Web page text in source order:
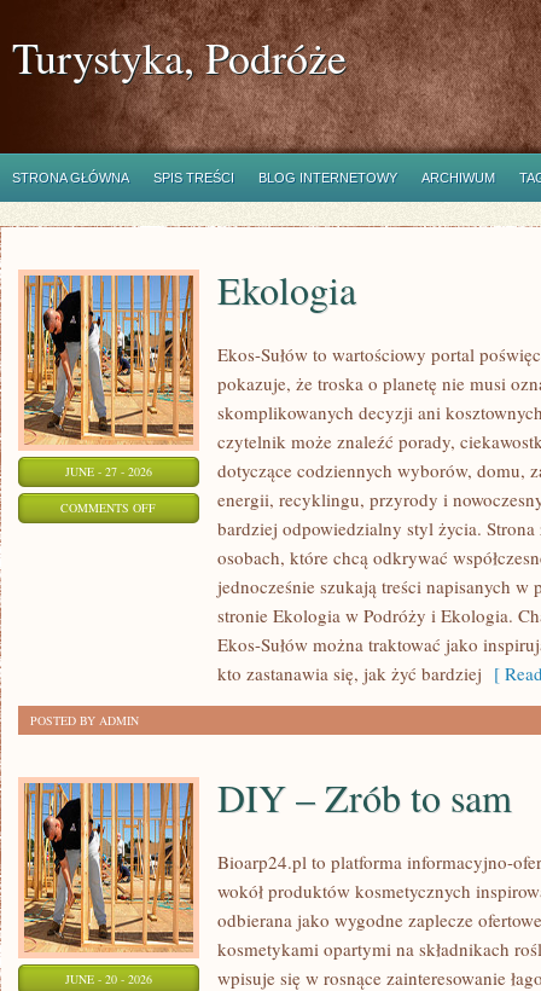
Turystyka, Podróże
STRONA GŁÓWNA SPIS TREŚCI BLOG INTERNETOWY ARCHIWUM
JUNE - 27 - 2026
COMMENTS OFFON
Ekologia
Ekos-Sułów to wartościowy portal
pokazuje, że troska o planetę nie musi
skomplikowanych decyzji ani
czytelnik może znaleźć porady,
dotyczące codziennych wyborów, domu,
energii, recyklingu, przyrody i
bardziej odpowiedzialny styl życia. Strona
osobach, które chcą odkrywać
jednocześnie szukają treści napisanych w
stronie Ekologia w Podróży i Ekologia.
Ekos-Sułów można traktować jako
kto zastanawia się, jak żyć bardziej [
POSTED BY ADMIN
JUNE - 20 - 2026
DIY – Zrób to sam
Bioarp24.pl to platforma informacyjno-
wokół produktów kosmetycznych
odbierana jako wygodne zaplecze
kosmetykami opartymi na składnikach
wpisuje się w rosnące zainteresowanie